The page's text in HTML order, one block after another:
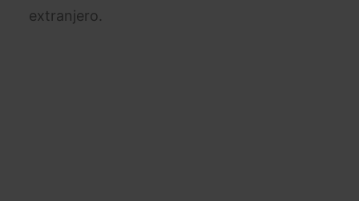
extranjero.